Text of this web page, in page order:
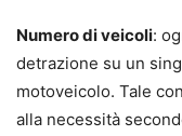
Numero di veicoli:
detrazione su un
motoveicolo. Tale
alla necessità